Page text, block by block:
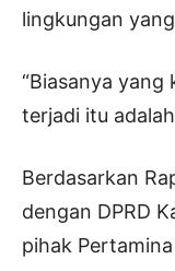
lingkungan
“Biasanya yang
terjadi itu
Berdasarkan
dengan DPRD
pihak